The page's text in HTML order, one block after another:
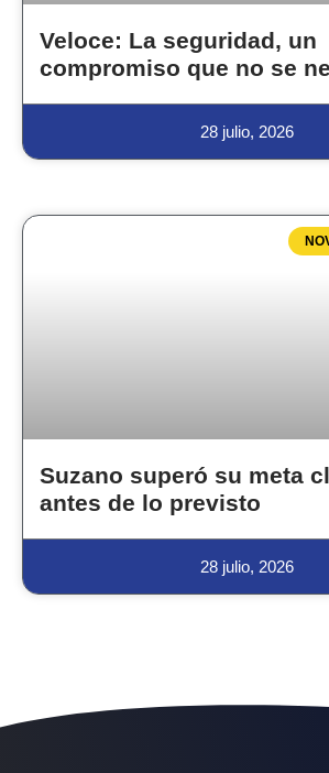
Veloce: La seguridad, un
compromiso que no se
28 julio, 2026
Suzano superó su meta
antes de lo previsto
28 julio, 2026